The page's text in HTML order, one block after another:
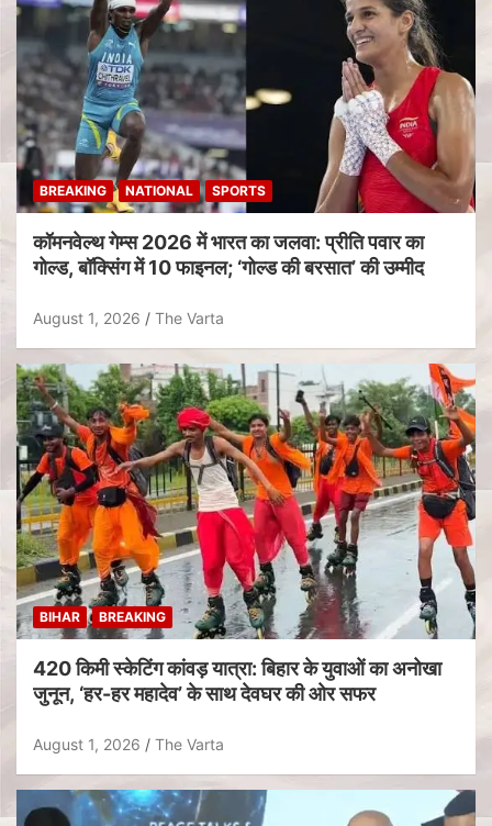
BREAKING NATIONAL SPORTS
कॉमनवेल्थ गेम्स 2026 में भारत का जलवा: प्रीति पवार का
गोल्ड, बॉक्सिंग में 10 फाइनल; ‘गोल्ड की बरसात’ की उम्मीद
August 1, 2026 The Varta
BIHAR BREAKING
420 किमी स्केटिंग कांवड़ यात्रा: बिहार के युवाओं का अनोखा
जुनून, ‘हर-हर महादेव’ के साथ देवघर की ओर सफर
August 1, 2026 The Varta